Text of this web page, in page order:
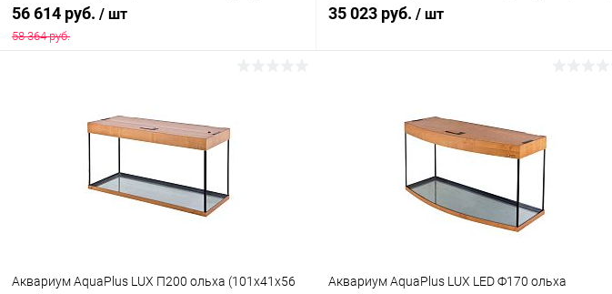
модуль LEDDY TUBE 14W SUNNY D&N 2.0 = 2 шт.
NEW (вместо 112649)
56 614 руб. / шт
58 364 руб.
Купить в 1 клик Сравнение
В избранное В наличии
с лампами Т8 2х30 Вт, аквар. коврик
35 023 руб. / шт
Купить в 1 клик Сравнение
В избранное В наличии
Аквариум AquaPlus LUX П200 ольха (101х41х56
Аквариум AquaPlus LUX LED Ф170 ольха